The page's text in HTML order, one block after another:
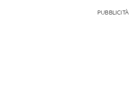
PUBBLICITÀ